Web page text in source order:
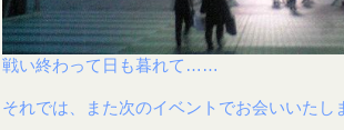
戦い終わって日も暮れて……
それでは、また次のイベントでお会いいたし